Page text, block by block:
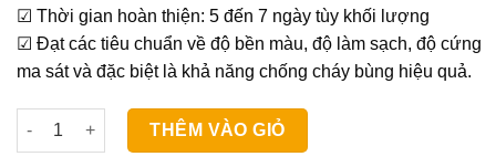
☑ Thời gian hoàn thiện: 5 đến 7 ngày tùy khối lượng
☑ Đạt các tiêu chuẩn về độ bền màu, độ làm sạch, độ cứng
ma sát và đặc biệt là khả năng chống cháy bùng hiệu quả.
Rèm Cầu Vồng Modero Crystal số lượng
THÊM VÀO GIỎ